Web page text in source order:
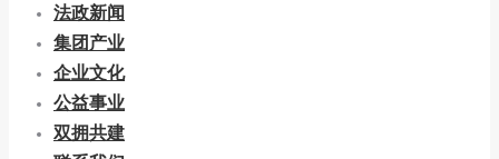
法政新闻
集团产业
企业文化
公益事业
双拥共建